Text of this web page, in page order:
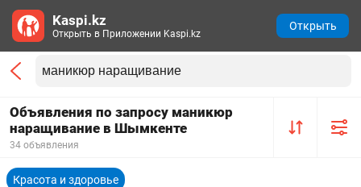
Объявления по запросу маникюр
наращивание в Шымкенте
34 объявления
Красота и здоровье
Kaspi.kz
Открыть в Приложении Kaspi.kz
Открыть